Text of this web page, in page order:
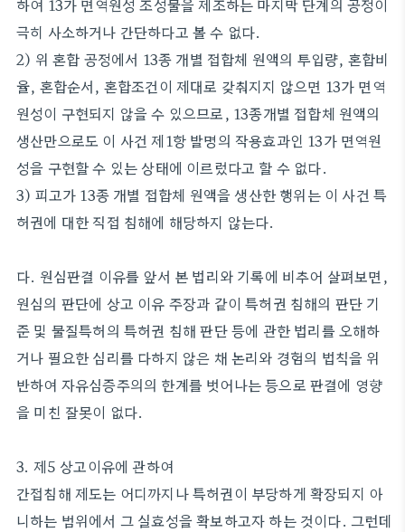
하여 13가 면역원성 조성물을 제조하는 마지막 단계의 공정이
극히 사소하거나 간단하다고 볼 수 없다.
2) 위 혼합 공정에서 13종 개별 접합체 원액의 투입량, 혼합비
율, 혼합순서, 혼합조건이 제대로 갖춰지지 않으면 13가 면역
원성이 구현되지 않을 수 있으므로, 13종개별 접합체 원액의
생산만으로도 이 사건 제1항 발명의 작용효과인 13가 면역원
성을 구현할 수 있는 상태에 이르렀다고 할 수 없다.
3) 피고가 13종 개별 접합체 원액을 생산한 행위는 이 사건 특
허권에 대한 직접 침해에 해당하지 않는다.
다. 원심판결 이유를 앞서 본 법리와 기록에 비추어 살펴보면,
원심의 판단에 상고 이유 주장과 같이 특허권 침해의 판단 기
준 및 물질특허의 특허권 침해 판단 등에 관한 법리를 오해하
거나 필요한 심리를 다하지 않은 채 논리와 경험의 법칙을 위
반하여 자유심증주의의 한계를 벗어나는 등으로 판결에 영향
을 미친 잘못이 없다.
3. 제5 상고이유에 관하여
간접침해 제도는 어디까지나 특허권이 부당하게 확장되지 아
니하는 범위에서 그 실효성을 확보하고자 하는 것이다. 그런데